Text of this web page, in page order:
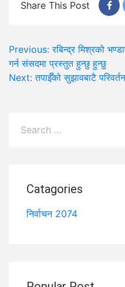
Share This Post
Post
navigation
Previous: रबिन्द्र मिश्रको
गर्न संसदमा प्रस्तुत हुन्छु हुन्छु
Next: तपाईँको सुझावबाटै
for:
Catagories
निर्वाचन 2074